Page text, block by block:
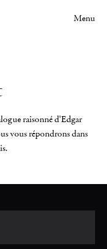
Menu
raisonné d'Edgar
vous répondrons dans